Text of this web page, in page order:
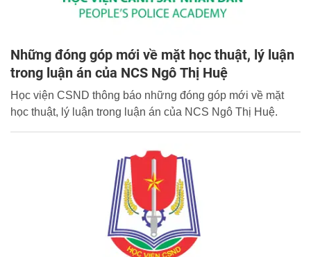
Những đóng góp mới về mặt học thuật, lý luận
trong luận án của NCS Ngô Thị Huệ
Học viện CSND thông báo những đóng góp mới về mặt
học thuật, lý luận trong luận án của NCS Ngô Thị Huệ.